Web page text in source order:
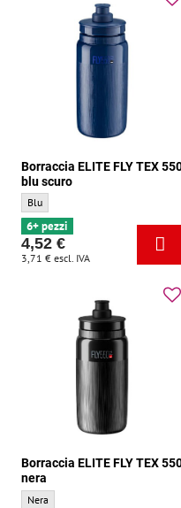
Borraccia ELITE FLY TEX
blu scuro
Borraccia ELITE FLY TEX 550 blu
Blu
6+ pezzi
4,52 €
3,71 € escl. IVA
Borraccia ELITE FLY TEX
nera
Borraccia ELITE FLY TEX 550 nera
Nera